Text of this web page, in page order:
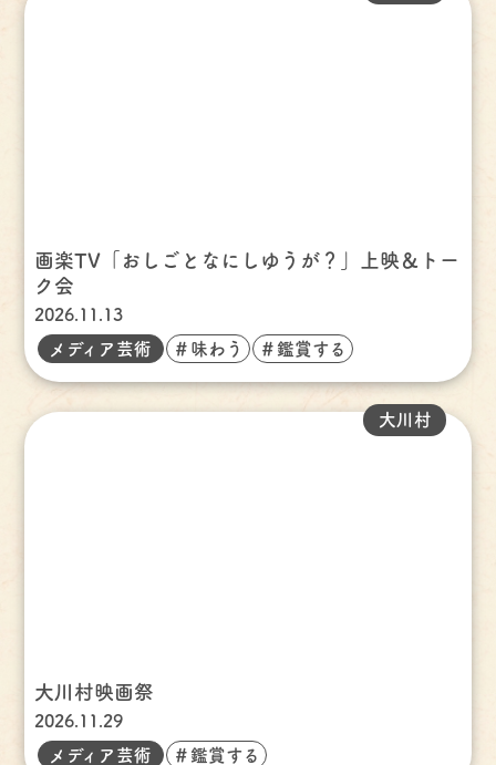
画楽TV「おしごとなにしゆうが？」上映＆トー
ク会
2026.11.13
メディア芸術 ＃味わう ＃鑑賞する
大川村映画祭
2026.11.29
大川村
メディア芸術 ＃鑑賞する